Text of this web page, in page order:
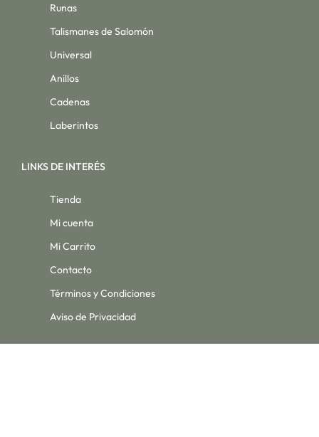
Runas
Talismanes de Salomón
Universal
Anillos
Cadenas
Laberintos
LINKS DE INTERÉS
Tienda
Mi cuenta
Mi Carrito
Contacto
Términos y Condiciones
Aviso de Privacidad